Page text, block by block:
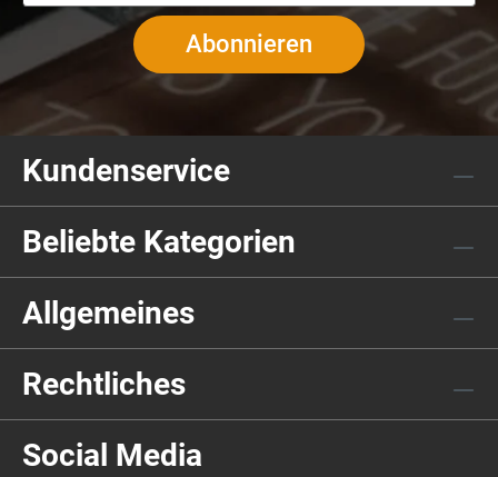
Abonnieren
Kundenservice
Beliebte Kategorien
Allgemeines
Rechtliches
Social Media